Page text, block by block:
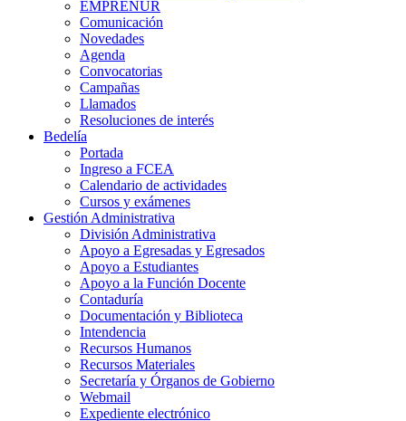
EMPRENUR
Comunicación
Novedades
Agenda
Convocatorias
Campañas
Llamados
Resoluciones de interés
Bedelía
Portada
Ingreso a FCEA
Calendario de actividades
Cursos y exámenes
Gestión Administrativa
División Administrativa
Apoyo a Egresadas y Egresados
Apoyo a Estudiantes
Apoyo a la Función Docente
Contaduría
Documentación y Biblioteca
Intendencia
Recursos Humanos
Recursos Materiales
Secretaría y Órganos de Gobierno
Webmail
Expediente electrónico